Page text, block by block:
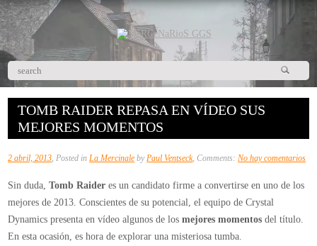
TOMB RAIDER REPASA EN VÍDEO SUS
MEJORES MOMENTOS
2 abril, 2013, Posted inLa Mercinale byPaul Ventseck, Comments:No hay comentariosen
Sin duda,Tomb Raider es un candidato firme a convertirse en uno de los
mejores de 2013. Conscientes de su potencial, el equipo de Crystal
Dynamics presenta en vídeo algunos de losmejores momentos del título.
En esta ocasión, es hora de explorar una misteriosa tumba.